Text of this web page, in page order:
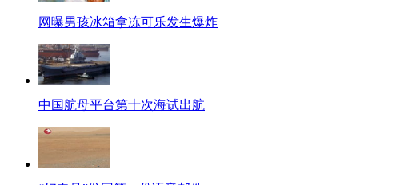
网曝男孩冰箱拿冻可乐发生爆炸
中国航母平台第十次海试出航